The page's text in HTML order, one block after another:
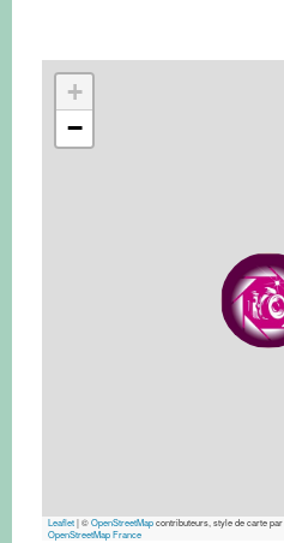
+
−
Leaflet|©OpenStreetMapcontributeurs, style de carte par
OpenStreetMap France